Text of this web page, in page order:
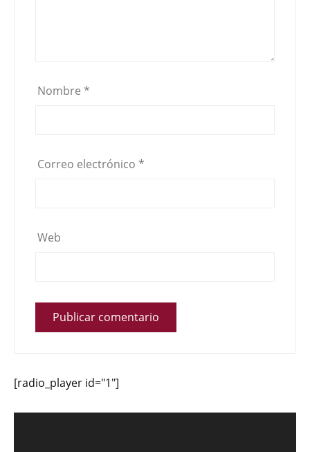
Nombre *
Correo electrónico *
Web
[radio_player id="1"]